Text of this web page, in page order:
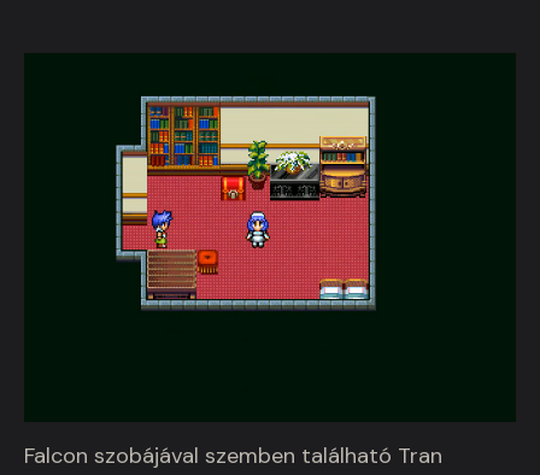
Falcon szobájával szemben található Tran